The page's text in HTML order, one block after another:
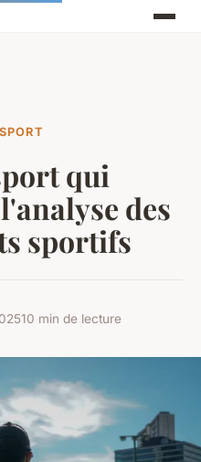
qui
des
sportifs
10 min de lecture